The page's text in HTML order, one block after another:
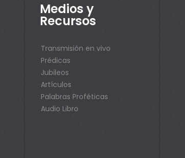
Medios y
Recursos
Transmisión en vivo
Prédicas
Jubileos
Artículos
Palabras Proféticas
Audio Libro